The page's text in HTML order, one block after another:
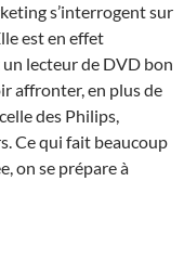
s’interrogent sur
est en effet
lecteur de DVD bon
affronter, en plus de
des Philips,
Ce qui fait beaucoup
on se prépare à